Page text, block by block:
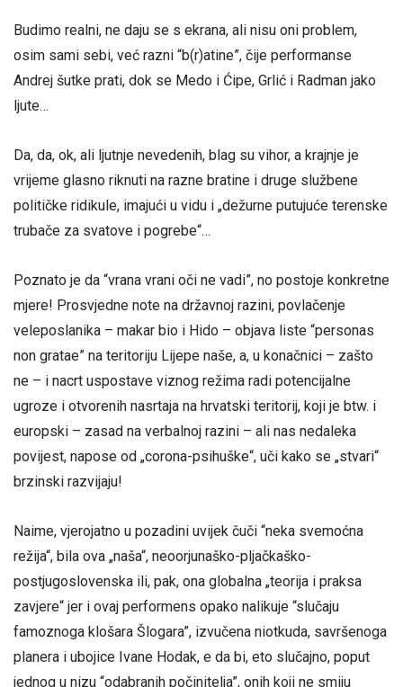
Budimo realni, ne daju se s ekrana, ali nisu oni problem,
osim sami sebi, već razni “b(r)atine”, čije performanse
Andrej šutke prati, dok se Medo i Ćipe, Grlić i Radman jako
ljute…
Da, da, ok, ali ljutnje nevedenih, blag su vihor, a krajnje je
vrijeme glasno riknuti na razne bratine i druge službene
političke ridikule, imajući u vidu i „dežurne putujuće terenske
trubače za svatove i pogrebe“…
Poznato je da “vrana vrani oči ne vadi”, no postoje konkretne
mjere! Prosvjedne note na državnoj razini, povlačenje
veleposlanika – makar bio i Hido – objava liste “personas
non gratae” na teritoriju Lijepe naše, a, u konačnici – zašto
ne – i nacrt uspostave viznog režima radi potencijalne
ugroze i otvorenih nasrtaja na hrvatski teritorij, koji je btw. i
europski – zasad na verbalnoj razini – ali nas nedaleka
povijest, napose od „corona-psihuške“, uči kako se „stvari“
brzinski razvijaju!
Naime, vjerojatno u pozadini uvijek čuči “neka svemoćna
režija“, bila ova „naša“, neoorjunaško-pljačkaško-
postjugoslovenska ili, pak, ona globalna „teorija i praksa
zavjere“ jer i ovaj performens opako nalikuje “slučaju
famoznoga klošara Šlogara”, izvučena niotkuda, savršenoga
planera i ubojice Ivane Hodak, e da bi, eto slučajno, poput
jednog u nizu “odabranih počinitelja”, onih koji ne smiju